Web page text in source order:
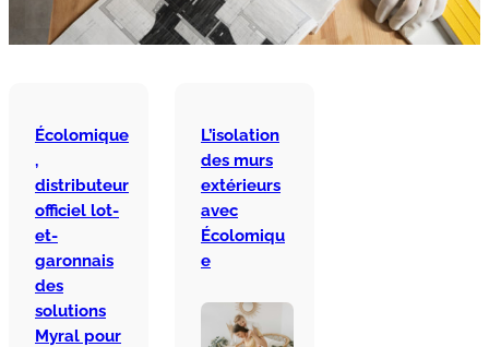
Écolomique
,
distributeur
officiel lot-
et-
garonnais
des
solutions
Myral pour
L’isolation
des murs
extérieurs
avec
Écolomiqu
e